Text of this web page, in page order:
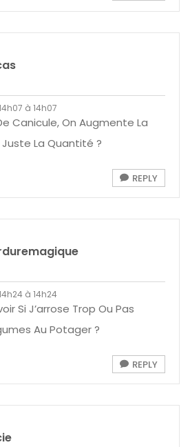
à 14h07
Canicule, On Augmente La
La Quantité ?
REPLY
à 14h24
Si J’arrose Trop Ou Pas
Au Potager ?
REPLY